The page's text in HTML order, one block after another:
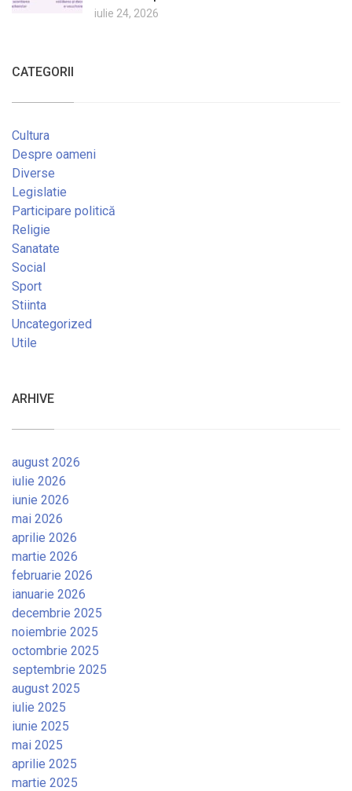
iulie 24, 2026
CATEGORII
Cultura
Despre oameni
Diverse
Legislatie
Participare politică
Religie
Sanatate
Social
Sport
Stiinta
Uncategorized
Utile
ARHIVE
august 2026
iulie 2026
iunie 2026
mai 2026
aprilie 2026
martie 2026
februarie 2026
ianuarie 2026
decembrie 2025
noiembrie 2025
octombrie 2025
septembrie 2025
august 2025
iulie 2025
iunie 2025
mai 2025
aprilie 2025
martie 2025